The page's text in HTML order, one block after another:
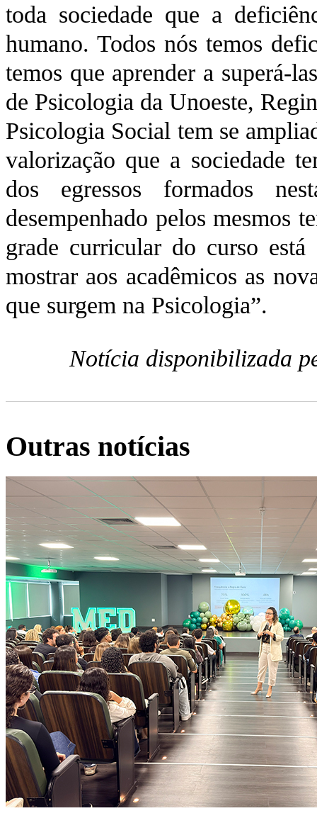
toda sociedade que a
humano. Todos nós temos
temos que aprender a superá-
de Psicologia da Unoeste,
Psicologia Social tem se
valorização que a sociedade
dos egressos formados
desempenhado pelos mesmos
grade curricular do curso
mostrar aos acadêmicos as
que surgem na Psicologia”.
Notícia disponibilizada
Outras notícias